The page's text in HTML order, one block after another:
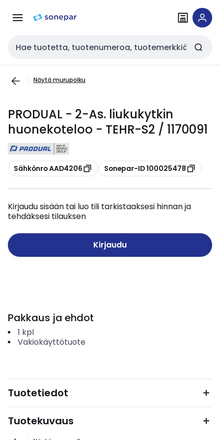
navigointiinsisältöön
Haku
Näytä murupolku
PRODUAL - 2-As. liukukytkin
huonekoteloo - TEHR-S2 / 1170091
Kopioi
Sähkönro AAD4206 Kopioi
Sonepar-ID 100025478
Kirjaudu sisään tai luo tili tarkistaaksesi hinnan ja
tehdäksesi tilauksen
Kirjaudu
Pakkaus ja ehdot
1 kpl
Vakiokäyttötuote
Tuotetiedot
Tuotekuvaus